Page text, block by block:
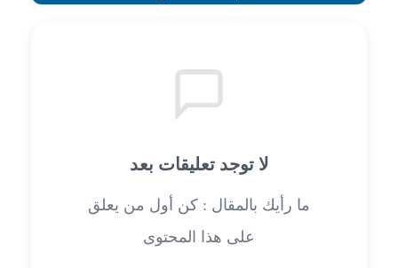
لا توجد تعليقات بعد
ما رأيك بالمقال : كن أول من يعلق
على هذا المحتوى